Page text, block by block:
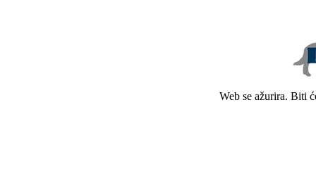
Web se ažurira. Biti